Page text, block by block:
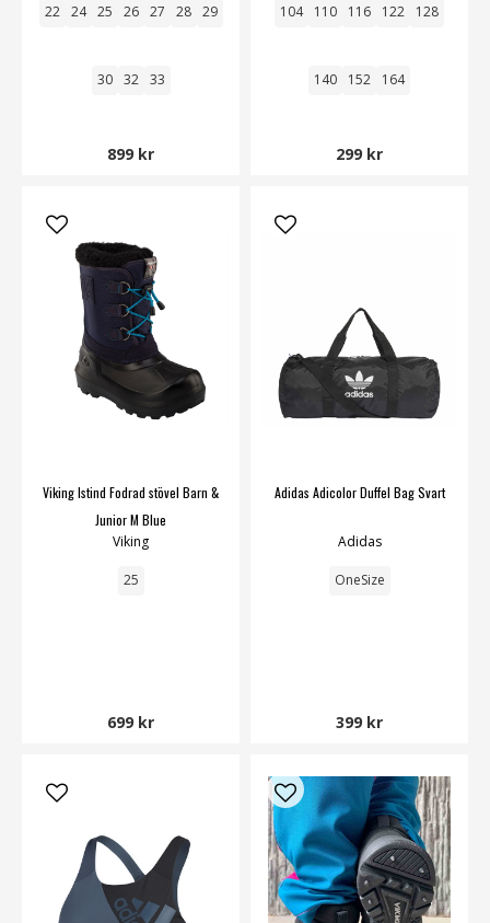
22 24 25 26 27 28 29
30 32 33
899 kr
104 110 116 122 128
140 152 164
299 kr
Viking Istind Fodrad stövel Barn &
Junior M Blue
Viking
25
699 kr
Adidas Adicolor Duffel Bag Svart
Adidas
OneSize
399 kr